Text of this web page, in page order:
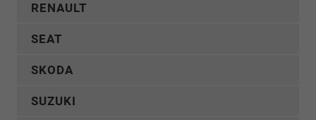
RENAULT
SEAT
SKODA
SUZUKI